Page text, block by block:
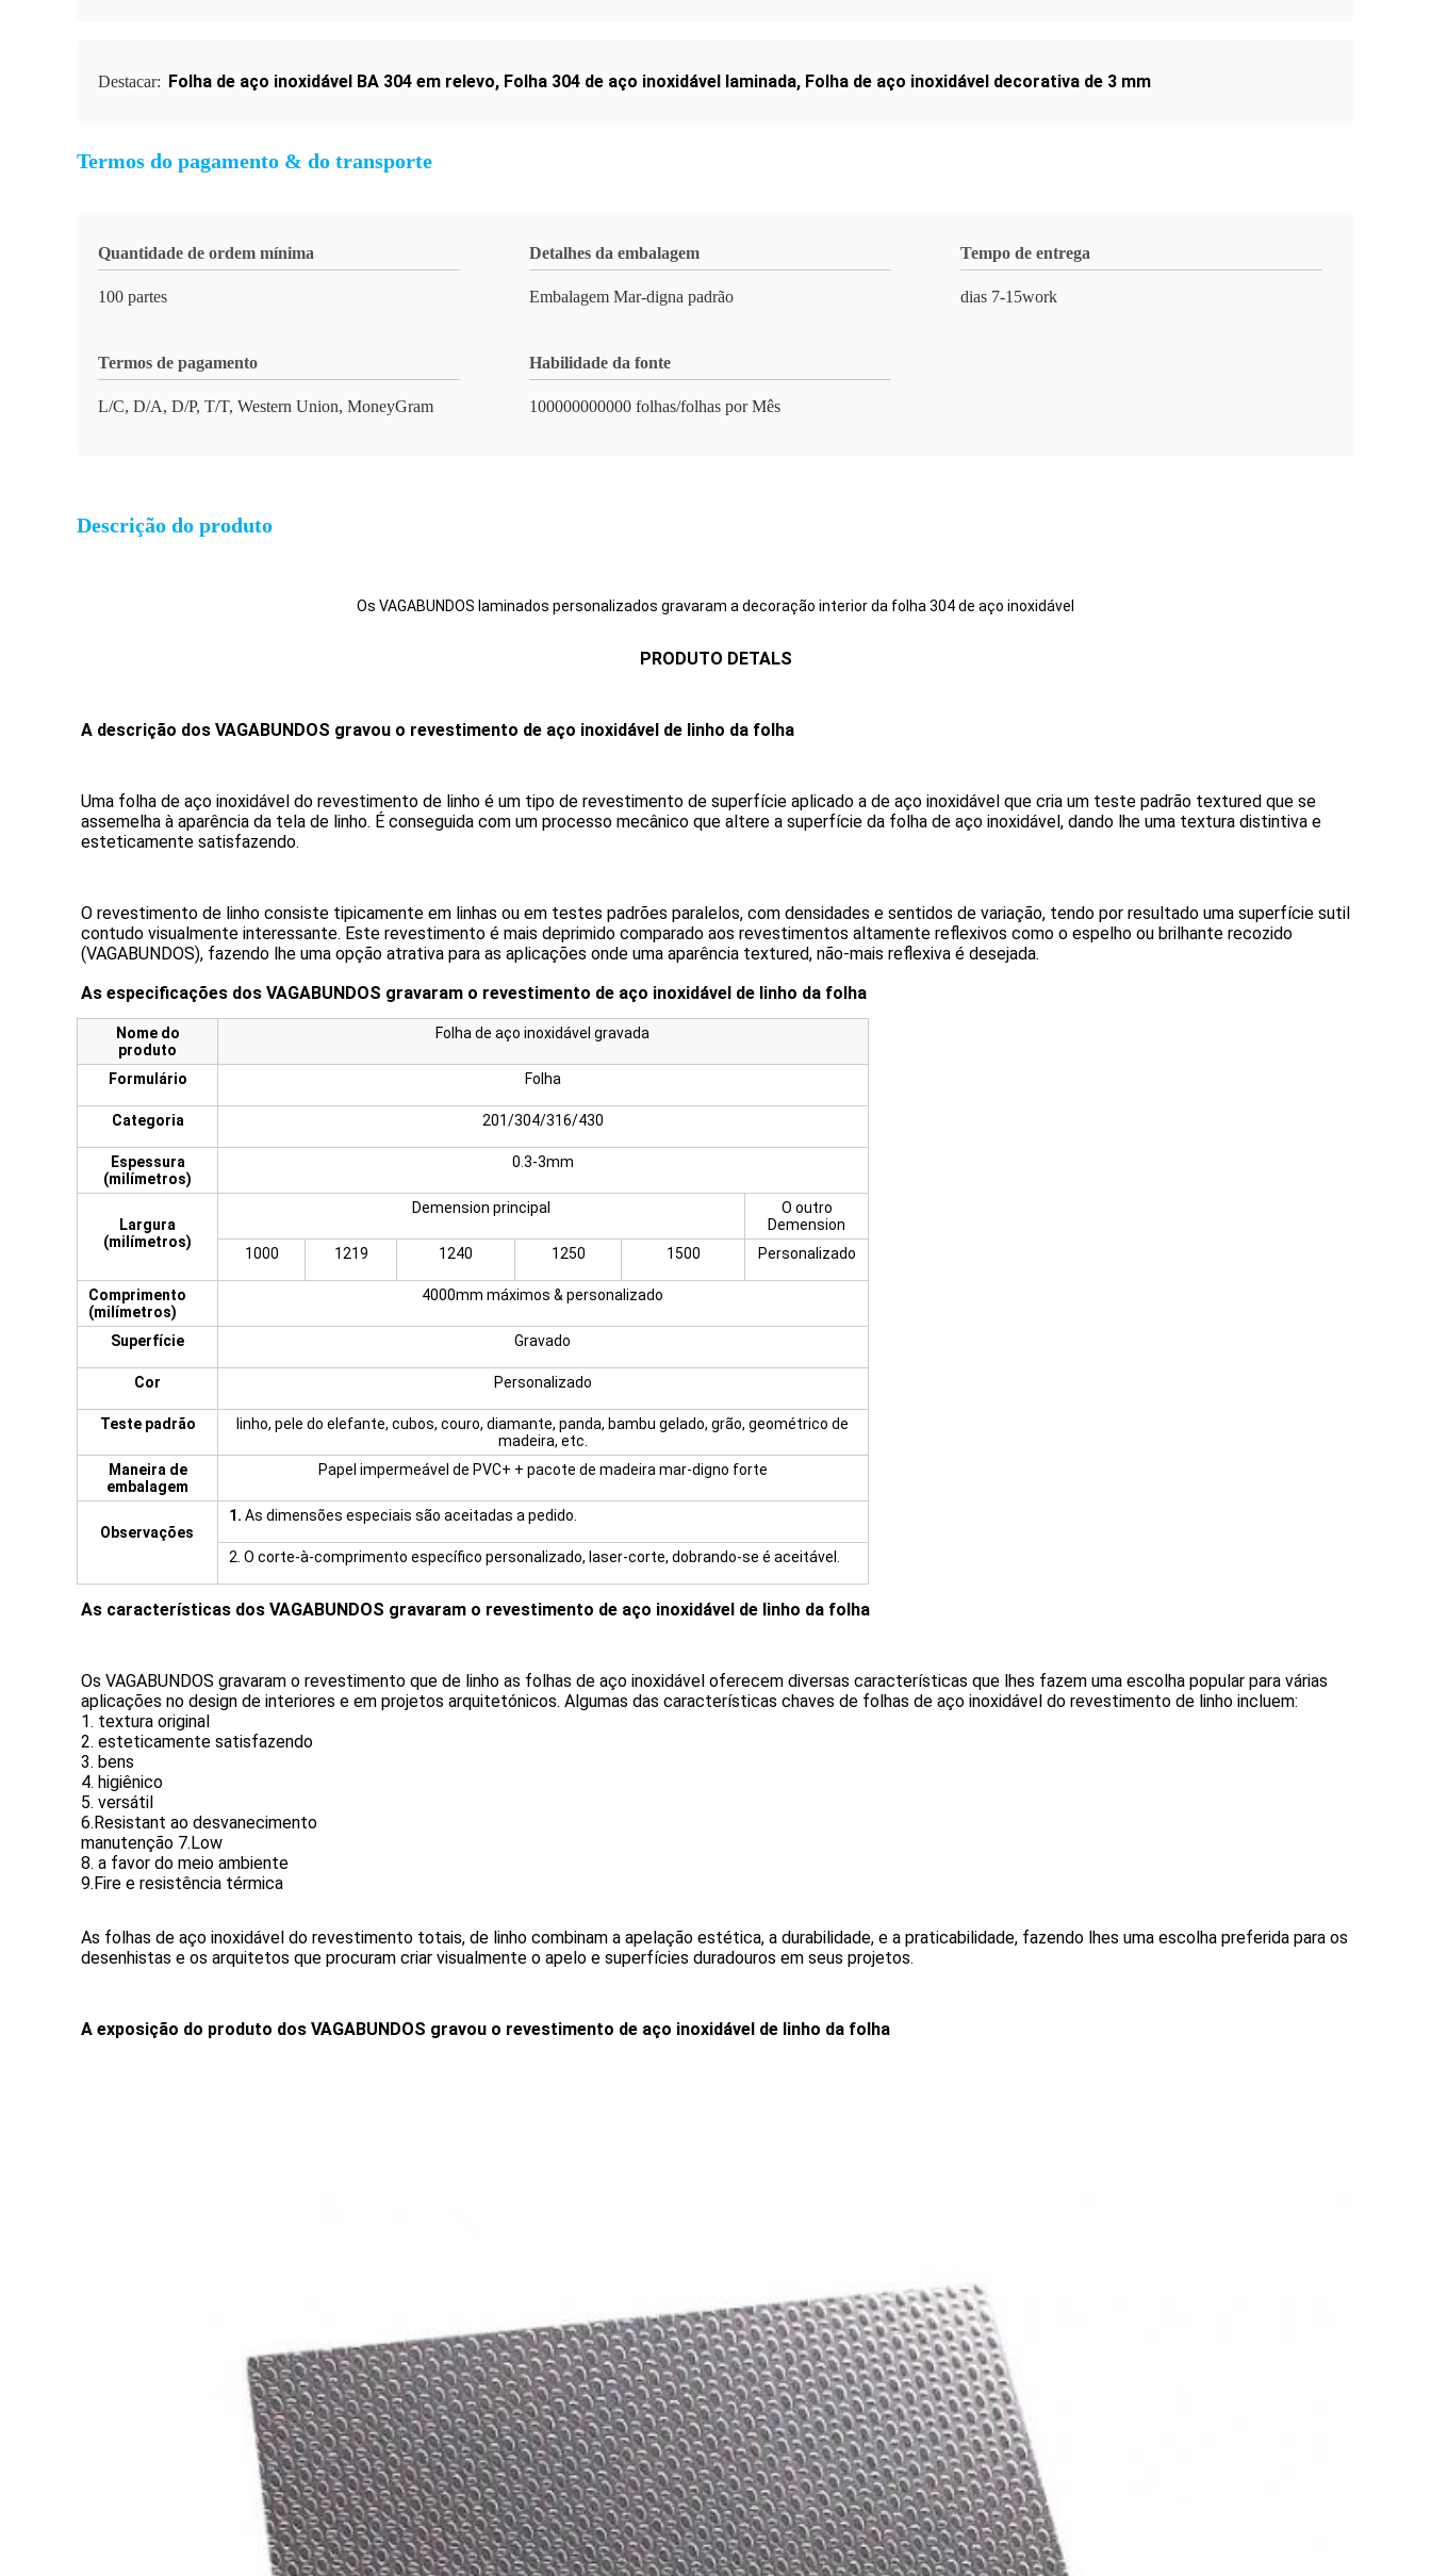
Destacar: Folha de aço inoxidável BA 304 em relevo, Folha 304 de aço inoxidável laminada, Folha de aço inoxidável decorativa de 3 mm
Termos do pagamento & do transporte
Quantidade de ordem mínima
100 partes
Detalhes da embalagem
Embalagem Mar-digna padrão
Tempo de entrega
dias 7-15work
Termos de pagamento
L/C, D/A, D/P, T/T, Western Union, MoneyGram
Habilidade da fonte
100000000000 folhas/folhas por Mês
Descrição do produto
Os VAGABUNDOS laminados personalizados gravaram a decoração interior da folha 304 de aço inoxidável
PRODUTO DETALS
A descrição dos VAGABUNDOS gravou o revestimento de aço inoxidável de linho da folha
Uma folha de aço inoxidável do revestimento de linho é um tipo de revestimento de superfície aplicado a de aço inoxidável que cria um teste padrão textured que se
assemelha à aparência da tela de linho. É conseguida com um processo mecânico que altere a superfície da folha de aço inoxidável, dando lhe uma textura distintiva e
esteticamente satisfazendo.
O revestimento de linho consiste tipicamente em linhas ou em testes padrões paralelos, com densidades e sentidos de variação, tendo por resultado uma superfície sutil
contudo visualmente interessante. Este revestimento é mais deprimido comparado aos revestimentos altamente reflexivos como o espelho ou brilhante recozido
(VAGABUNDOS), fazendo lhe uma opção atrativa para as aplicações onde uma aparência textured, não-mais reflexiva é desejada.
As especificações dos VAGABUNDOS gravaram o revestimento de aço inoxidável de linho da folha
Nome do
produto
Folha de aço inoxidável gravada
Formulário Folha
Categoria 201/304/316/430
Espessura
(milímetros)
0.3-3mm
Largura
(milímetros)
Demension principal
O outro
Demension
1000
1219 1240 1250 1500 Personalizado
Comprimento
(milímetros)
4000mm máximos & personalizado
Superfície Gravado
Cor Personalizado
Teste padrão
linho, pele do elefante, cubos, couro, diamante, panda, bambu gelado, grão, geométrico de
madeira, etc.
Maneira de
embalagem
Papel impermeável de PVC+ + pacote de madeira mar-digno forte
Observações
1. As dimensões especiais são aceitadas a pedido.
2. O corte-à-comprimento específico personalizado, laser-corte, dobrando-se é aceitável.
As características dos VAGABUNDOS gravaram o revestimento de aço inoxidável de linho da folha
Os VAGABUNDOS gravaram o revestimento que de linho as folhas de aço inoxidável oferecem diversas características que lhes fazem uma escolha popular para várias
aplicações no design de interiores e em projetos arquitetónicos. Algumas das características chaves de folhas de aço inoxidável do revestimento de linho incluem:
1. textura original
2. esteticamente satisfazendo
3. bens
4. higiênico
5. versátil
6.Resistant ao desvanecimento
manutenção 7.Low
8. a favor do meio ambiente
9.Fire e resistência térmica
As folhas de aço inoxidável do revestimento totais, de linho combinam a apelação estética, a durabilidade, e a praticabilidade, fazendo lhes uma escolha preferida para os
desenhistas e os arquitetos que procuram criar visualmente o apelo e superfícies duradouros em seus projetos.
A exposição do produto dos VAGABUNDOS gravou o revestimento de aço inoxidável de linho da folha